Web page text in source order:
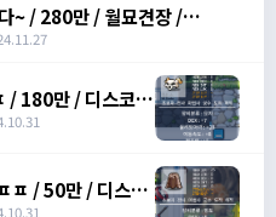
~ / 280만 / 월묘견장 /
o/si771d2g
/ 180만 / 디스코드
ㅍ / 50만 / 디스코